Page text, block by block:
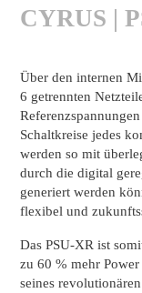
CYRUS |
Über den internen
6 getrennten
Schaltkreise jedes
werden so mit
durch die digital
generiert werden
flexibel und
Das PSU-XR ist
zu 60 % mehr
seines